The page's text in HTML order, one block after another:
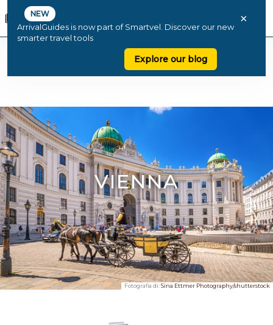
NEW
ArrivalGuides is now part of Smartvel. Discover our new
smarter travel tools
Explore our blog
×
VIENNA
Fotografia di:Sina Ettmer Photography/shutterstock